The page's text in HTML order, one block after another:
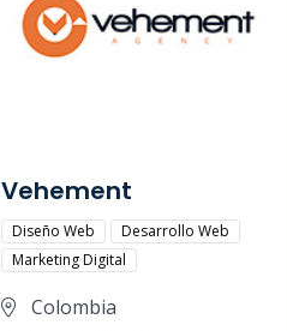
Vehement
Diseño Web
Desarrollo Web
Marketing Digital
Colombia